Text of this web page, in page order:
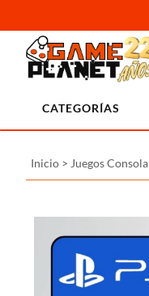
CATEGORÍAS
Inicio > Juegos Consola